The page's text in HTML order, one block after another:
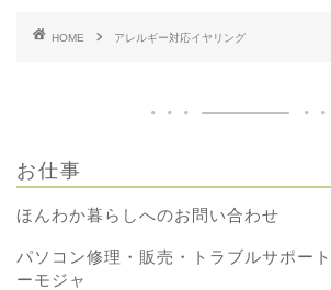
HOME アレルギー対応イヤリング
お仕事
ほんわか暮らしへのお問い合わせ
パソコン修理・販売・トラブルサポー
ーモジャ